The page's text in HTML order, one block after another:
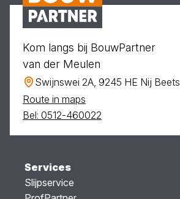
Kom langs bij BouwPartner
van der Meulen
Swijnswei 2A, 9245 HE Nij Beets
Route in maps
Bel: 0512-460022
Services
Slijpservice